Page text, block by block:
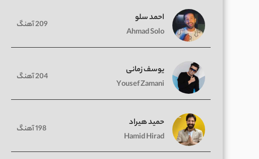
احمد سلو
Ahmad Solo
209 آهنگ
یوسف زمانی
Yousef Zamani
204 آهنگ
حمید هیراد
Hamid Hirad
198 آهنگ